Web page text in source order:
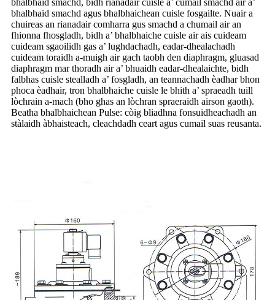
bhalbhaid smachd, bidh rianadair cuisle a’ cumail smachd air a’
bhalbhaid smachd agus bhalbhaichean cuisle fosgailte. Nuair a
chuireas an rianadair comharra gus smachd a chumail air an
fhionna fhosgladh, bidh a’ bhalbhaiche cuisle air ais cuideam
cuideam sgaoilidh gas a’ lughdachadh, eadar-dhealachadh
cuideam toraidh a-muigh air gach taobh den diaphragm, gluasad
diaphragm mar thoradh air a’ bhuaidh eadar-dhealaichte, bidh
falbhas cuisle stealladh a’ fosgladh, an teannachadh èadhar bhon
phoca èadhair, tron ​​​​bhalbhaiche cuisle le bhith a’ spraeadh tuill
lòchrain a-mach (bho ghas an lòchran spraeraidh airson gaoth).
Beatha bhalbhaichean Pulse: còig bliadhna fonsuidheachadh an
stàlaidh àbhaisteach, cleachdadh ceart agus cumail suas reusanta.